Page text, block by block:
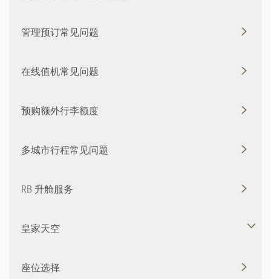
管理预订常见问题
在线值机常见问题
预购额外行李额度
多城市行程常见问题
RB 升舱服务
皇家天空
座位选择